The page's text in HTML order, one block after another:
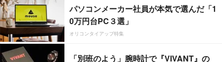
パソコンメーカー社員が本気で選んだ「1
0万円台PC３選」
オリコンタイアップ特集
「別班のよう」腕時計で『VIVANT』の